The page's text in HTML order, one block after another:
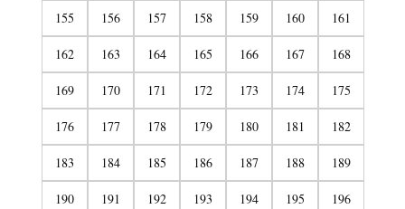
155 156 157 158 159 160 161
162 163 164 165 166 167 168
169 170 171 172 173 174 175
176 177 178 179 180 181 182
183 184 185 186 187 188 189
190 191 192 193 194 195 196